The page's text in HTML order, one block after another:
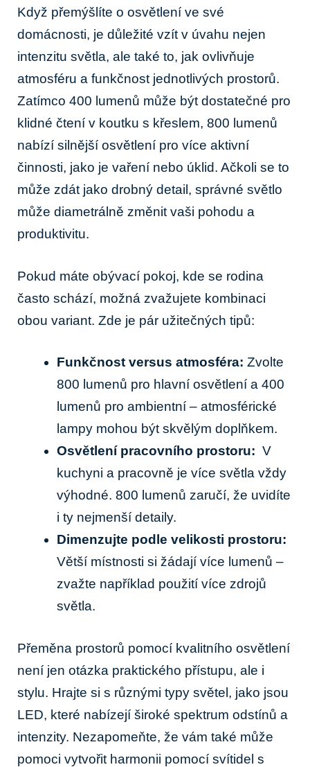
Když ⁢přemýšlíte o osvětlení ve své⁣
domácnosti, je ​důležité ⁢vzít v‌ úvahu nejen
‌intenzitu světla, ale také​ to, jak ovlivňuje
atmosféru a funkčnost jednotlivých prostorů.
Zatímco⁢ 400 ⁤lumenů může být dostatečné​ pro
klidné čtení v ​koutku s křeslem, 800 lumenů
nabízí ⁢silnější osvětlení ⁢pro ‍více aktivní‌
činnosti, jako je vaření ⁤nebo úklid.⁣ Ačkoli se to
může zdát jako‌ drobný detail, správné ⁢světlo
může diametrálně změnit vaši⁢ pohodu ‍a
produktivitu.
Pokud máte obývací‌ pokoj, kde ‍se rodina‍
často schází, možná ⁣zvažujete ​kombinaci
obou variant. Zde je pár užitečných tipů:
Funkčnost versus atmosféra: Zvolte
‍800 lumenů pro hlavní osvětlení a ⁤400
‌lumenů pro ambientní ‌– atmosférické
lampy mohou⁢ být ⁢skvělým doplňkem.
Osvětlení⁢ pracovního⁣ prostoru: ‌ V
⁣kuchyni a pracovně je více světla vždy
výhodné. ⁣800 ‌lumenů ‍zaručí, že uvidíte
⁤i ty ​nejmenší detaily.
Dimenzujte podle​ velikosti prostoru:
Větší místnosti si žádají více lumenů –
zvažte například ‌použití‌ více ⁤zdrojů
světla.
Přeměna prostorů pomocí kvalitního osvětlení
‌není⁣ jen otázka praktického přístupu, ale i
stylu. Hrajte​ si s různými typy ⁤světel, jako ⁤jsou⁣
LED, které ⁤nabízejí široké spektrum odstínů a⁢
intenzity. Nezapomeňte, že vám také může
pomoci ⁣vytvořit harmonii pomocí svítidel s